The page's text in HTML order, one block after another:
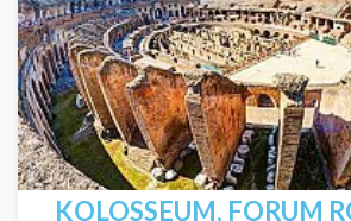
KOLOSSEUM, FORUM